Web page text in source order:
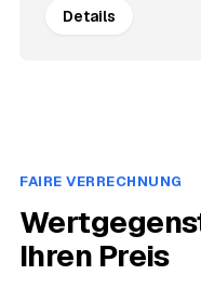
Details
FAIRE VERRECHNUNG
Ihren Preis